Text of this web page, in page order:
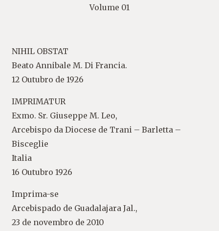
Volume 01
NIHIL OBSTAT
Beato Annibale M. Di Francia.
12 Outubro de 1926
IMPRIMATUR
Exmo. Sr. Giuseppe M. Leo,
Arcebispo da Diocese de Trani – Barletta –
Bisceglie
Italia
16 Outubro 1926
Imprima-se
Arcebispado de Guadalajara Jal.,
23 de novembro de 2010